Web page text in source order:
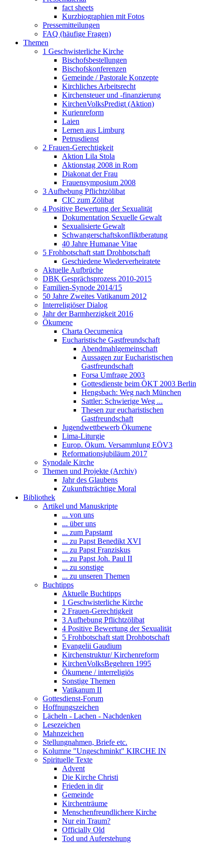
fact sheets
Kurzbiographien mit Fotos
Pressemitteilungen
FAQ (häufige Fragen)
Themen
1 Geschwisterliche Kirche
Bischofsbestellungen
Bischofskonferenzen
Gemeinde / Pastorale Konzepte
Kirchliches Arbeitsrecht
Kirchensteuer und -finanzierung
KirchenVolksPredigt (Aktion)
Kurienreform
Laien
Lernen aus Limburg
Petrusdienst
2 Frauen-Gerechtigkeit
Aktion Lila Stola
Aktionstag 2008 in Rom
Diakonat der Frau
Frauensymposium 2008
3 Aufhebung Pflichtzölibat
CIC zum Zölibat
4 Positive Bewertung der Sexualität
Dokumentation Sexuelle Gewalt
Sexualisierte Gewalt
Schwangerschaftskonfliktberatung
40 Jahre Humanae Vitae
5 Frohbotschaft statt Drohbotschaft
Geschiedene Wiederverheiratete
Aktuelle Aufbrüche
DBK Gesprächsprozess 2010-2015
Familien-Synode 2014/15
50 Jahre Zweites Vatikanum 2012
Interreligiöser Dialog
Jahr der Barmherzigkeit 2016
Ökumene
Charta Oecumenica
Eucharistische Gastfreundschaft
Abendmahlgemeinschaft
Aussagen zur Eucharistischen
Gastfreundschaft
Forsa Umfrage 2003
Gottesdienste beim ÖKT 2003 Berlin
Hengsbach: Weg nach München
Sattler: Schwierige Weg ...
Thesen zur eucharistischen
Gastfreundschaft
Jugendwettbewerb Ökumene
Lima-Liturgie
Europ. Ökum. Versammlung EÖV3
Reformationsjubiläum 2017
Synodale Kirche
Themen und Projekte (Archiv)
Jahr des Glaubens
Zukunftsträchtige Moral
Bibliothek
Artikel und Manuskripte
... von uns
... über uns
... zum Papstamt
... zu Papst Benedikt XVI
... zu Papst Franziskus
... zu Papst Joh. Paul II
... zu sonstige
... zu unseren Themen
Buchtipps
Aktuelle Buchtipps
1 Geschwisterliche Kirche
2 Frauen-Gerechtigkeit
3 Aufhebung Pflichtzölibat
4 Positive Bewertung der Sexualität
5 Frohbotschaft statt Drohbotschaft
Evangelii Gaudium
Kirchenstruktur/ Kirchenreform
KirchenVolksBegehren 1995
Ökumene / interreligiös
Sonstige Themen
Vatikanum II
Gottesdienst-Forum
Hoffnungszeichen
Lächeln - Lachen - Nachdenken
Lesezeichen
Mahnzeichen
Stellungnahmen, Briefe etc.
Kolumne "Ungeschminkt" KIRCHE IN
Spirituelle Texte
Advent
Die Kirche Christi
Frieden in dir
Gemeinde
Kirchenträume
Menschenfreundlichere Kirche
Nur ein Traum?
Officially Old
Tod und Auferstehung